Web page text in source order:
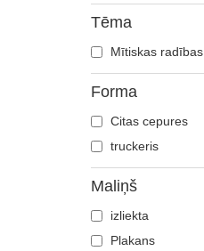
Gepards
Govs
Jenots
Kaija
Kaķis
Tēma
Mītiskas radības
Forma
Citas cepures
truckeris
Maliņš
izliekta
Plakans